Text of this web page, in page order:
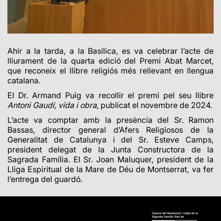
Ahir a la tarda, a la Basílica, es va celebrar l’acte de
lliurament de la quarta edició del Premi Abat Marcet,
que reconeix el llibre religiós més rellevant en llengua
catalana.
El Dr. Armand Puig va recollir el premi pel seu llibre
Antoni Gaudí, vida i obra, publicat el novembre de 2024.
L’acte va comptar amb la presència del Sr. Ramon
Bassas, director general d’Afers Religiosos de la
Generalitat de Catalunya i del Sr. Esteve Camps,
president delegat de la Junta Constructora de la
Sagrada Família. El Sr. Joan Maluquer, president de la
Lliga Espiritual de la Mare de Déu de Montserrat, va fer
l’entrega del guardó.